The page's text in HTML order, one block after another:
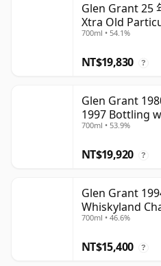
Glen Grant 25
Xtra Old
700ml • 54.1%
NT$19,830 ?
Glen Grant
1997 Bottling
700ml • 53.9%
NT$19,920 ?
Glen Grant
Whiskyland
700ml • 46.6%
NT$15,400 ?